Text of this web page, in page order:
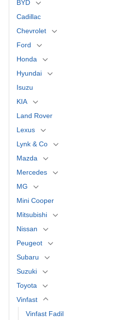
BYD
Cadillac
Chevrolet
Ford
Honda
Hyundai
Isuzu
KIA
Land Rover
Lexus
Lynk & Co
Mazda
Mercedes
MG
Mini Cooper
Mitsubishi
Nissan
Peugeot
Subaru
Suzuki
Toyota
Vinfast
Vinfast Fadil